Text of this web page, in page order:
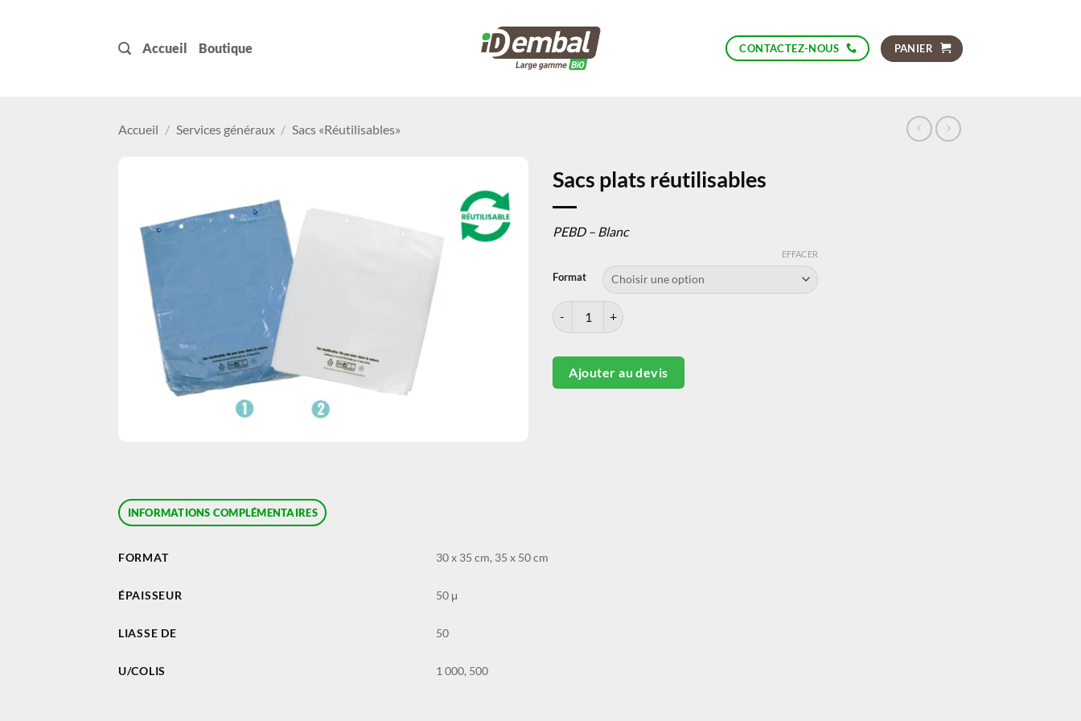
Accueil Boutique CONTACTEZ-NOUS PANIER
Accueil / Services généraux / Sacs «Réutilisables»
Sacs plats réutilisables
PEBD – Blanc
Format
EFFACER
quantité de Sacs plats réutilisables
Ajouter au devis
INFORMATIONS COMPLÉMENTAIRES
FORMAT 30 x 35 cm, 35 x 50 cm
ÉPAISSEUR 50 μ
LIASSE DE 50
U/COLIS 1 000, 500